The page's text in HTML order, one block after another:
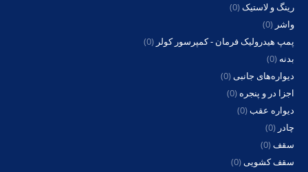
رینگ و لاستیک(0)
واشر (0)
پمپ هیدرولیک فرمان - کمپرسور کولر (0)
بدنه (0)
دیواره‌های جانبی(0)
اجزا در و پنجره (0)
دیواره عقب(0)
چادر (0)
سقف(0)
سقف کشویی(0)